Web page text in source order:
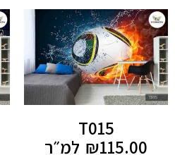
T015
₪115.00 למ״ר